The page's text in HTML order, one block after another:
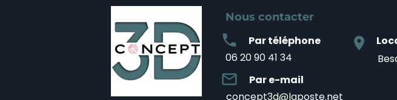
Nous contacter
mail_outline
concept3d@laposte.net
location_on
Par e-mail
06 20 90 41 34
local_phone Par téléphone